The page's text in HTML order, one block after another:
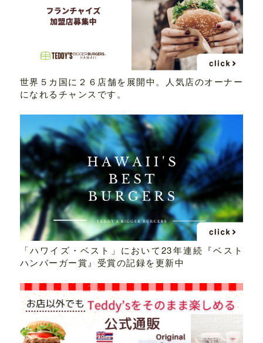
世界５カ国に２６店舗を展開中。人気店のオーナー
になれるチャンスです。
「ハワイズ・ベスト」において23年連続『ベスト
ハンバーガー賞』受賞の記録を更新中